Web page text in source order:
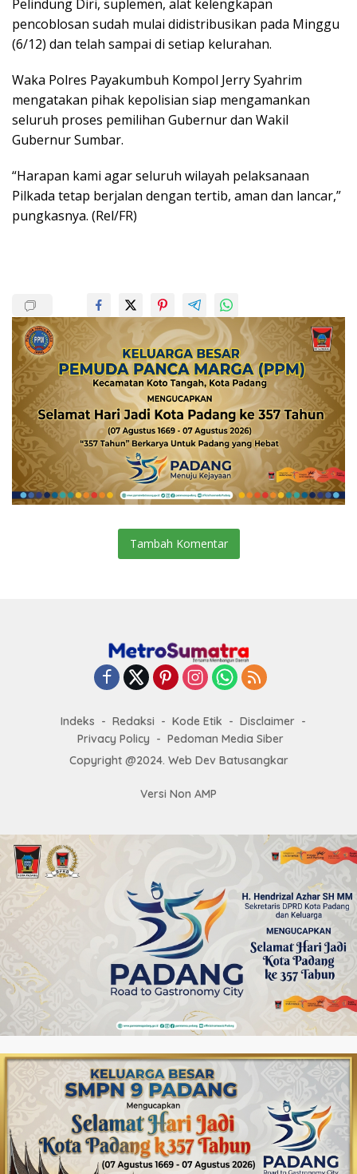
Pelindung Diri, suplemen, alat kelengkapan
pencoblosan sudah mulai didistribusikan pada Minggu
(6/12) dan telah sampai di setiap kelurahan.
Waka Polres Payakumbuh Kompol Jerry Syahrim
mengatakan pihak kepolisian siap mengamankan
seluruh proses pemilihan Gubernur dan Wakil
Gubernur Sumbar.
“Harapan kami agar seluruh wilayah pelaksanaan
Pilkada tetap berjalan dengan tertib, aman dan lancar,”
pungkasnya. (Rel/FR)
Tambah Komentar
Indeks Redaksi Kode Etik
Disclaimer
Privacy Policy
Pedoman Media Siber
Copyright @2024. Web Dev Batusangkar
Versi Non AMP